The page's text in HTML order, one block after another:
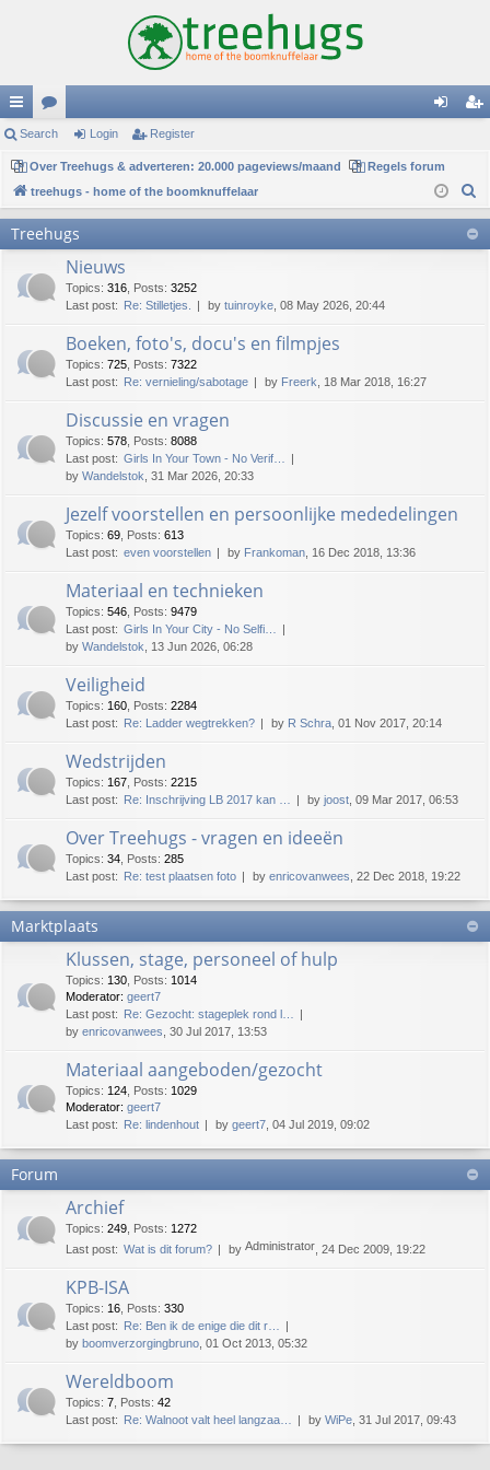
ui
ck
lin
ks
or
u
m
s
in
er
Search Login Register
Over Treehugs & adverteren: 20.000 pageviews/maand
Regels forum
treehugs - home of the boomknuffelaar
Treehugs
Nieuws
Topics: 316 Posts: 3252
Last post: Re: Stilletjes. by tuinroyke , 08 May 2026, 20:44
Boeken, foto's, docu's en filmpjes
Topics: 725 Posts: 7322
Last post: Re: vernieling/sabotage by Freerk , 18 Mar 2018, 16:27
Discussie en vragen
Topics: 578 Posts: 8088
Last post: Girls In Your Town - No Verif…
by Wandelstok , 31 Mar 2026, 20:33
Jezelf voorstellen en persoonlijke mededelingen
Topics: 69 Posts: 613
Last post: even voorstellen by Frankoman , 16 Dec 2018, 13:36
Materiaal en technieken
Topics: 546 Posts: 9479
Last post: Girls In Your City - No Selfi…
by Wandelstok , 13 Jun 2026, 06:28
Veiligheid
Topics: 160 Posts: 2284
Last post: Re: Ladder wegtrekken? by R Schra , 01 Nov 2017, 20:14
Wedstrijden
Topics: 167 Posts: 2215
Last post: Re: Inschrijving LB 2017 kan … by joost , 09 Mar 2017, 06:53
Over Treehugs - vragen en ideeën
Topics: 34 Posts: 285
Last post: Re: test plaatsen foto by enricovanwees , 22 Dec 2018, 19:22
Marktplaats
Klussen, stage, personeel of hulp
Topics: 130 Posts: 1014
Moderator: geert7
Last post: Re: Gezocht: stageplek rond l…
by enricovanwees , 30 Jul 2017, 13:53
Materiaal aangeboden/gezocht
Topics: 124 Posts: 1029
Moderator: geert7
Last post: Re: lindenhout by geert7 , 04 Jul 2019, 09:02
Forum
Archief
Topics: 249 Posts: 1272
Last post: Wat is dit forum? by Administrator , 24 Dec 2009, 19:22
KPB-ISA
Topics: 16 Posts: 330
Last post: Re: Ben ik de enige die dit r…
by boomverzorgingbruno , 01 Oct 2013, 05:32
Wereldboom
Topics: 7 Posts: 42
Last post: Re: Walnoot valt heel langzaa… by WiPe , 31 Jul 2017, 09:43